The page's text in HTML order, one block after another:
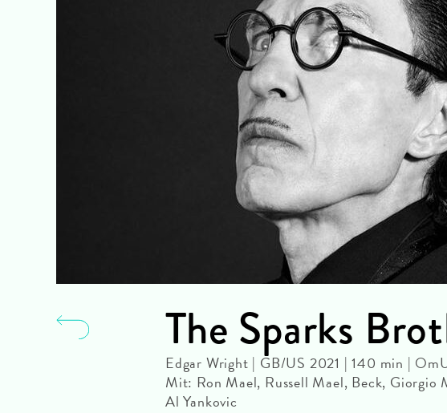
The Sparks
Edgar Wright | GB/US 2021 | 140 min |
Mit: Ron Mael, Russell Mael, Beck, Giorgio
Al Yankovic